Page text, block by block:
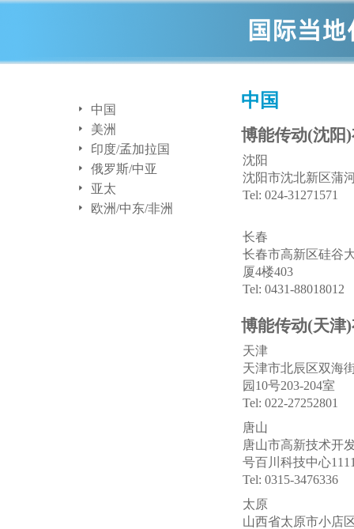
中国
美洲
印度/孟加拉国
俄罗斯/中亚
亚太
欧洲/中东/非洲
中国
博能传动(沈阳
沈阳
沈阳市沈北新区蒲
Tel: 024-31271571
长春
长春市高新区硅谷
厦4楼403
Tel: 0431-88018012
博能传动(天津
天津
天津市北辰区双海
园10号203-204室
Tel: 022-27252801
唐山
唐山市高新技术开
号百川科技中心
Tel: 0315-3476336
太原
山西省太原市小店